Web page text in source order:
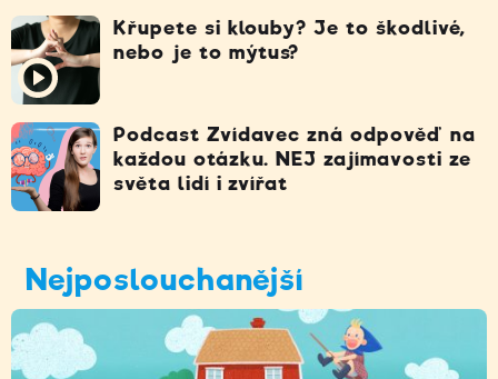
Křupete si klouby? Je to škodlivé,
nebo je to mýtus?
Podcast Zvídavec zná odpověď na
každou otázku. NEJ zajímavosti ze
světa lidí i zvířat
Nejposlouchanější